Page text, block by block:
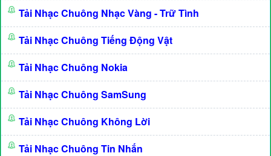
Tải Nhạc Chuông Nhạc Vàng - Trữ Tình
Tải Nhạc Chuông Tiếng Động Vật
Tải Nhạc Chuông Nokia
Tải Nhạc Chuông SamSung
Tải Nhạc Chuông Không Lời
Tải Nhạc Chuông Tin Nhắn